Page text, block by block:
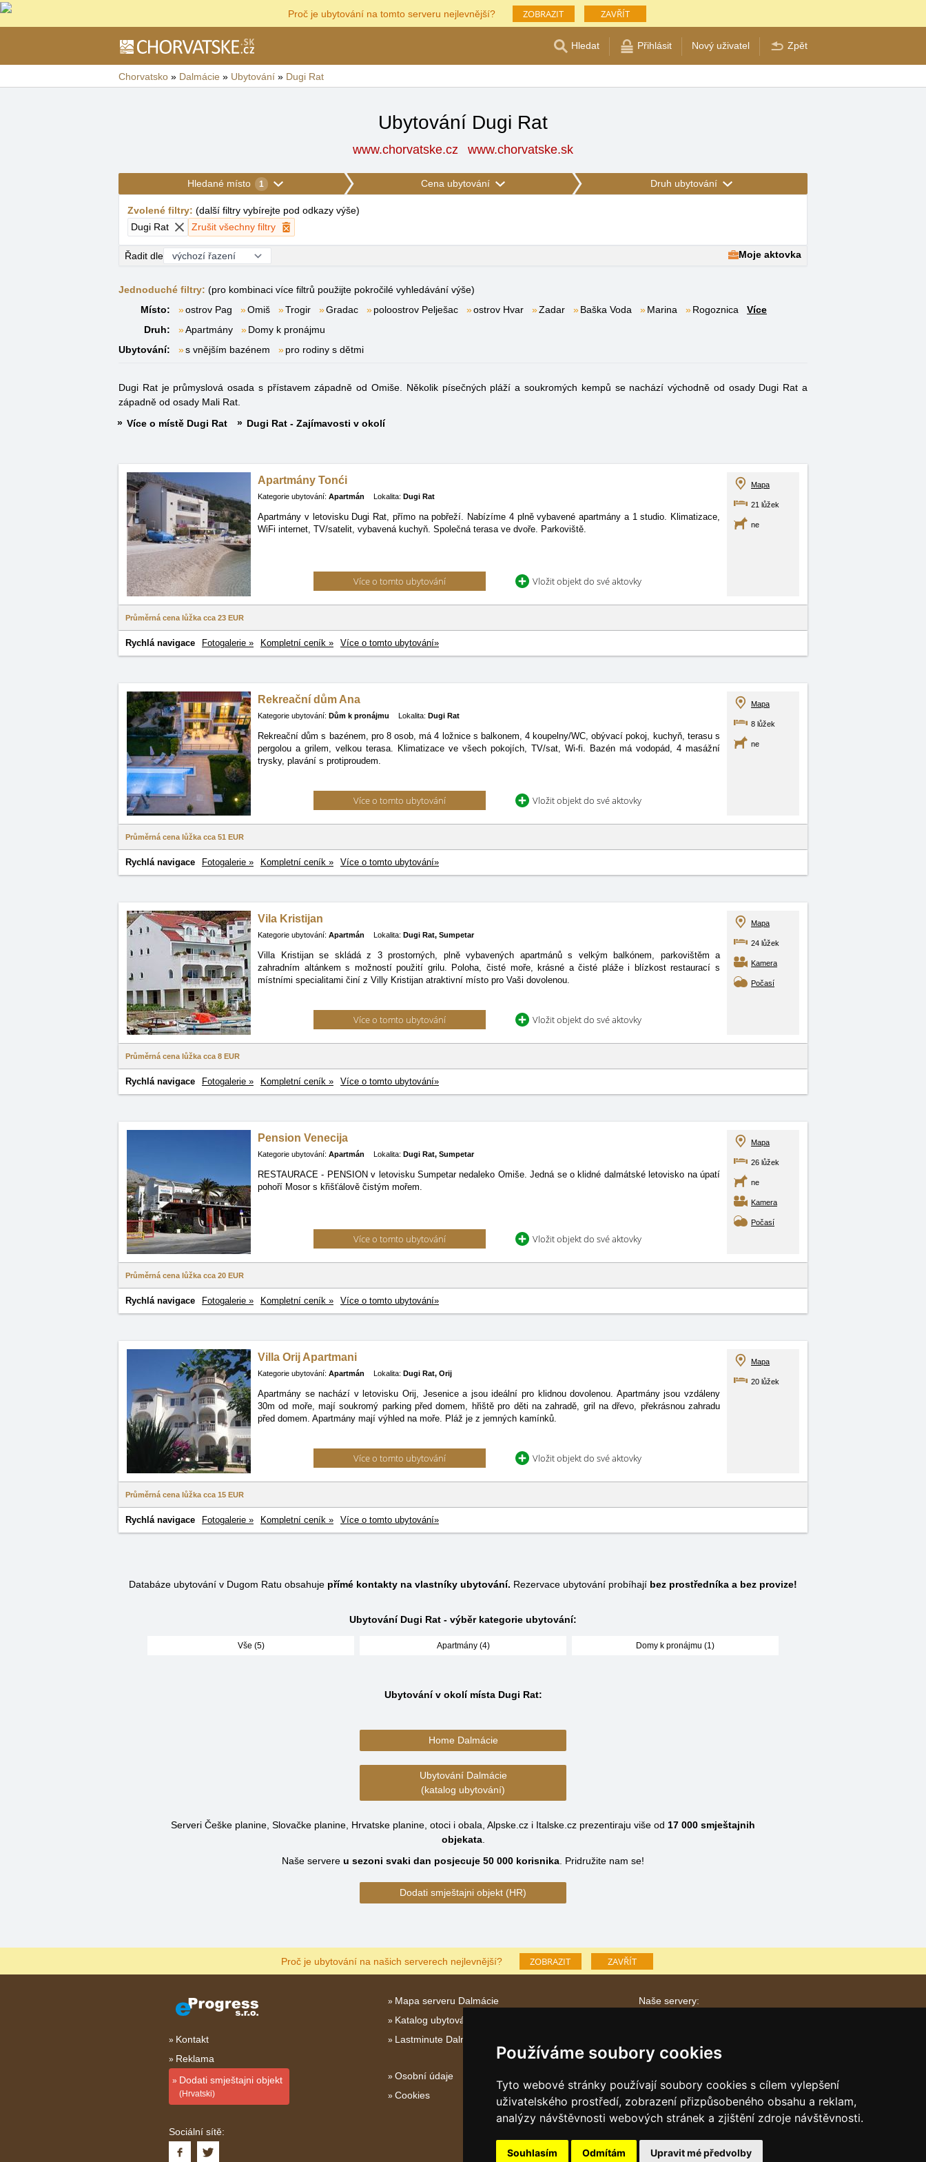
Používáme soubory cookies
Tyto webové stránky používají soubory cookies s cílem vylepšení
uživatelského prostředí, zobrazení přizpůsobeného obsahu a reklam,
analýzy návštěvnosti webových stránek a zjištění zdroje návštěvnosti.
Souhlasím Odmítám Upravit mé předvolby
Proč je ubytování na tomto serveru nejlevnější? ZOBRAZIT ZAVŘÍT
Hledat Přihlásit Nový uživatel Zpět
Chorvatsko » Dalmácie » Ubytování » Dugi Rat
Ubytování Dugi Rat
www.chorvatske.cz www.chorvatske.sk
Hledané místo 1 Cena ubytování Druh ubytování
Zvolené filtry: (další filtry vybírejte pod odkazy výše)
Dugi Rat
Zrušit všechny filtry
Řadit dle Moje aktovka
Jednoduché filtry: (pro kombinaci více filtrů použijte pokročilé vyhledávání výše)
Místo:
ostrov Pag Omiš Trogir Gradac poloostrov Pelješac ostrov Hvar Zadar Baška Voda Marina Rogoznica
Více
Druh:
Apartmány
Domy k pronájmu
Ubytování:
s vnějším bazénem pro rodiny s dětmi
Dugi Rat je průmyslová osada s přístavem západně od Omiše. Několik písečných pláží a soukromých kempů se nachází východně od osady Dugi Rat a
západně od osady Mali Rat.
Více o místě Dugi Rat
Dugi Rat - Zajímavosti v okolí
Apartmány Tonći
Kategorie ubytování: Apartmán Lokalita: Dugi Rat
Apartmány v letovisku Dugi Rat, přímo na pobřeží. Nabízíme 4 plně vybavené apartmány a 1 studio. Klimatizace,
WiFi internet, TV/satelit, vybavená kuchyň. Společná terasa ve dvoře. Parkoviště.
Více o tomto ubytování Vložit objekt do své aktovky
Mapa
21 lůžek
ne
Průměrná cena lůžka cca 23 EUR
Rychlá navigace Fotogalerie » Kompletní ceník » Více o tomto ubytování»
Rekreační dům Ana
Kategorie ubytování: Dům k pronájmu Lokalita: Dugi Rat
Rekreační dům s bazénem, pro 8 osob, má 4 ložnice s balkonem, 4 koupelny/WC, obývací pokoj, kuchyň, terasu s
pergolou a grilem, velkou terasa. Klimatizace ve všech pokojích, TV/sat, Wi-fi. Bazén má vodopád, 4 masážní
trysky, plavání s protiproudem.
Více o tomto ubytování Vložit objekt do své aktovky
Mapa
8 lůžek
ne
Průměrná cena lůžka cca 51 EUR
Rychlá navigace Fotogalerie » Kompletní ceník » Více o tomto ubytování»
Vila Kristijan
Kategorie ubytování: Apartmán Lokalita: Dugi Rat, Sumpetar
Villa Kristijan se skládá z 3 prostorných, plně vybavených apartmánů s velkým balkónem, parkovištěm a
zahradním altánkem s možností použití grilu. Poloha, čisté moře, krásné a čisté pláže i blízkost restaurací s
místními specialitami činí z Villy Kristijan atraktivní místo pro Vaši dovolenou.
Více o tomto ubytování Vložit objekt do své aktovky
Mapa
24 lůžek
Kamera
Počasí
Průměrná cena lůžka cca 8 EUR
Rychlá navigace Fotogalerie » Kompletní ceník » Více o tomto ubytování»
Pension Venecija
Kategorie ubytování: Apartmán Lokalita: Dugi Rat, Sumpetar
RESTAURACE - PENSION v letovisku Sumpetar nedaleko Omiše. Jedná se o klidné dalmátské letovisko na úpatí
pohoří Mosor s křišťálově čistým mořem.
Více o tomto ubytování Vložit objekt do své aktovky
Mapa
26 lůžek
ne
Kamera
Počasí
Průměrná cena lůžka cca 20 EUR
Rychlá navigace Fotogalerie » Kompletní ceník » Více o tomto ubytování»
Villa Orij Apartmani
Kategorie ubytování: Apartmán Lokalita: Dugi Rat, Orij
Apartmány se nachází v letovisku Orij, Jesenice a jsou ideální pro klidnou dovolenou. Apartmány jsou vzdáleny
30mod moře, mají soukromý parking před domem, hřiště pro děti na zahradě, gril na dřevo, překrásnou zahradu
před domem. Apartmány mají výhled na moře. Pláž je z jemných kamínků.
Více o tomto ubytování Vložit objekt do své aktovky
Mapa
20 lůžek
Průměrná cena lůžka cca 15 EUR
Rychlá navigace Fotogalerie » Kompletní ceník » Více o tomto ubytování»
Databáze ubytování v Dugom Ratu obsahuje přímé kontakty na vlastníky ubytování. Rezervace ubytování probíhají bez prostředníka a bez provize!
Ubytování Dugi Rat - výběr kategorie ubytování:
Vše (5) Apartmány (4) Domy k pronájmu (1)
Ubytování v okolí místa Dugi Rat:
Home Dalmácie
Ubytování Dalmácie
(katalog ubytování)
Serveri Češke planine, Slovačke planine, Hrvatske planine, otoci i obala, Alpske.cz i Italske.cz prezentiraju više od 17 000 smještajnih
objekata.
Naše servere u sezoni svaki dan posjecuje 50 000 korisnika Pridružite nam se!
Dodati smještajni objekt (HR)
Proč je ubytování na našich serverech nejlevnější? ZOBRAZIT ZAVŘÍT
Kontakt
Reklama
Dodati smještajni objekt
(Hrvatski)
Sociální sítě:
Mapa serveru Dalmácie
Katalog ubytování Dalmácie
Lastminute Dalmácie
Osobní údaje
Cookies
Naše servery:
Chorvatsko
Alpy
Itálie